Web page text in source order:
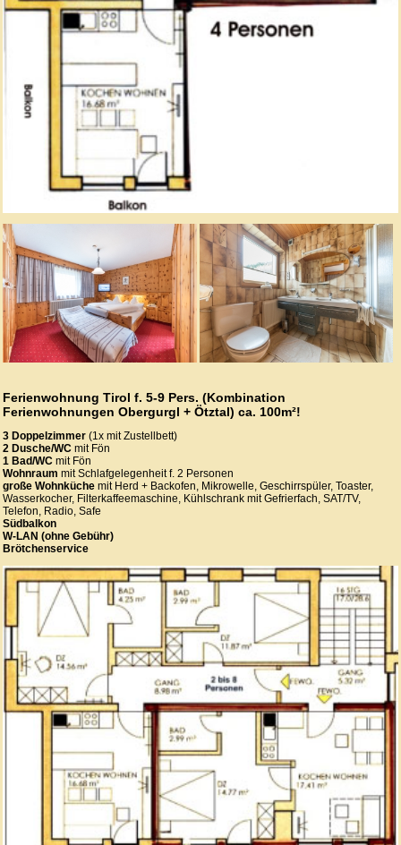
Ferienwohnung Tirol f. 5-9 Pers. (Kombination
Ferienwohnungen Obergurgl + Ötztal) ca. 100m²!
3 Doppelzimmer (1x mit Zustellbett)
2 Dusche/WC mit Fön
1 Bad/WC mit Fön
Wohnraum mit Schlafgelegenheit f. 2 Personen
große Wohnküche mit Herd + Backofen, Mikrowelle, Geschirrspüler, Toaster,
Wasserkocher, Filterkaffeemaschine, Kühlschrank mit Gefrierfach, SAT/TV,
Telefon, Radio, Safe
Südbalkon
W-LAN (ohne Gebühr)
Brötchenservice